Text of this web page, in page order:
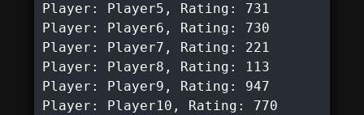
Player: Player5, Rating: 731
Player: Player6, Rating: 730
Player: Player7, Rating: 221
Player: Player8, Rating: 113
Player: Player9, Rating: 947
Player: Player10, Rating: 770